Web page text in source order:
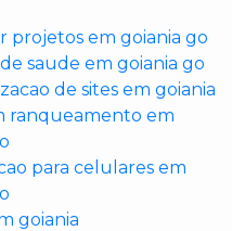
projetos em goiania go
saude em goiania go
de sites em goiania
ranqueamento em
para celulares em
goiania